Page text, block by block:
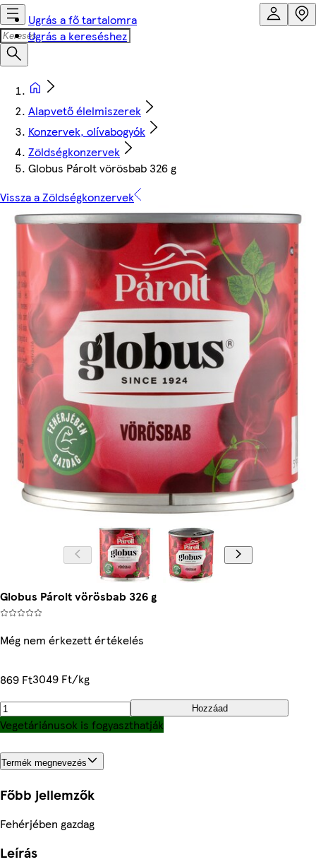
Ugrás a fő tartalomra
Ugrás a kereséshez
Alapvető élelmiszerek
Konzervek, olívabogyók
Zöldségkonzervek
Globus Párolt vörösbab 326 g
Vissza a Zöldségkonzervek
Globus Párolt vörösbab 326 g
Még nem érkezett értékelés
869 Ft3049 Ft/kg
Hozzáad
Vegetáriánusok is fogyaszthatják
Termék megnevezés
Főbb jellemzők
Fehérjében gazdag
Leírás